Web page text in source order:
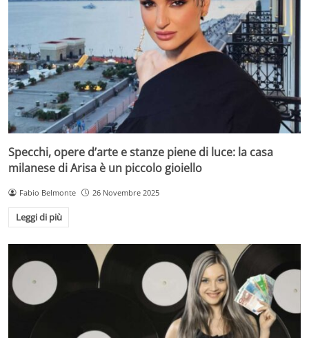
Specchi, opere d’arte e stanze piene di luce: la casa
milanese di Arisa è un piccolo gioiello
Fabio Belmonte 26 Novembre 2025
Leggi di più